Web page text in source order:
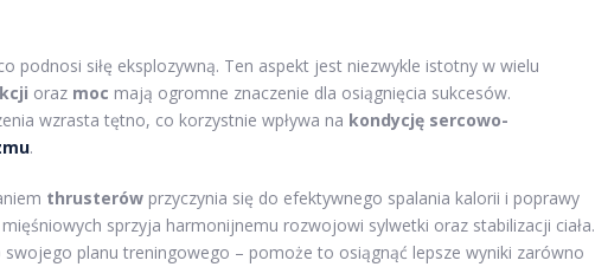
podnosi siłę eksplozywną. Ten aspekt jest niezwykle istotny w wielu
oraz moc mają ogromne znaczenie dla osiągnięcia sukcesów.
wzrasta tętno, co korzystnie wpływa na kondycję sercowo-
.
thrusterów przyczynia się do efektywnego spalania kalorii i poprawy
sprzyja harmonijnemu rozwojowi sylwetki oraz stabilizacji ciała.
planu treningowego – pomoże to osiągnąć lepsze wyniki zarówno